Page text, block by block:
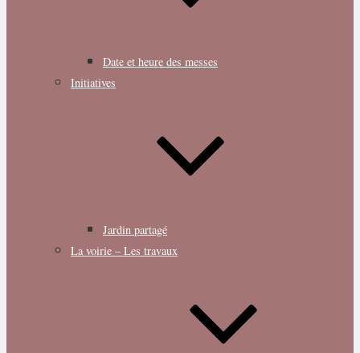
Date et heure des messes
Initiatives
Jardin partagé
La voirie – Les travaux